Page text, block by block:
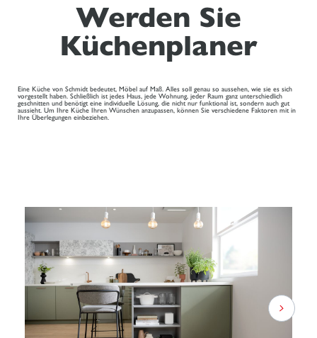
Werden Sie
Küchenplaner
Eine Küche von Schmidt bedeutet, Möbel auf Maß. Alles soll genau so aussehen, wie sie es sich
vorgestellt haben. Schließlich ist jedes Haus, jede Wohnung, jeder Raum ganz unterschiedlich
geschnitten und benötigt eine individuelle Lösung, die nicht nur funktional ist, sondern auch gut
aussieht. Um Ihre Küche Ihren Wünschen anzupassen, können Sie verschiedene Faktoren mit in
Ihre Überlegungen einbeziehen.